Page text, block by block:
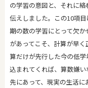
の学習の意図と、それに
伝えしました。この10項
期の数の学習にとって欠
があってこそ、計算が早
算だけが先行した今の低
込まれてくれば、算数嫌
先にあって、現実の生活